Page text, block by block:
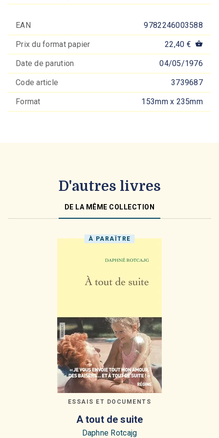
EAN 9782246003588
Prix du format papier 22,40 € shopping_basket
Date de parution 04/05/1976
Code article 3739687
Format 153mm x 235mm
D'autres livres
DE LA MÊME COLLECTION
À PARAÎTRE
ESSAIS ET DOCUMENTS
A tout de suite
Daphne Rotcajg